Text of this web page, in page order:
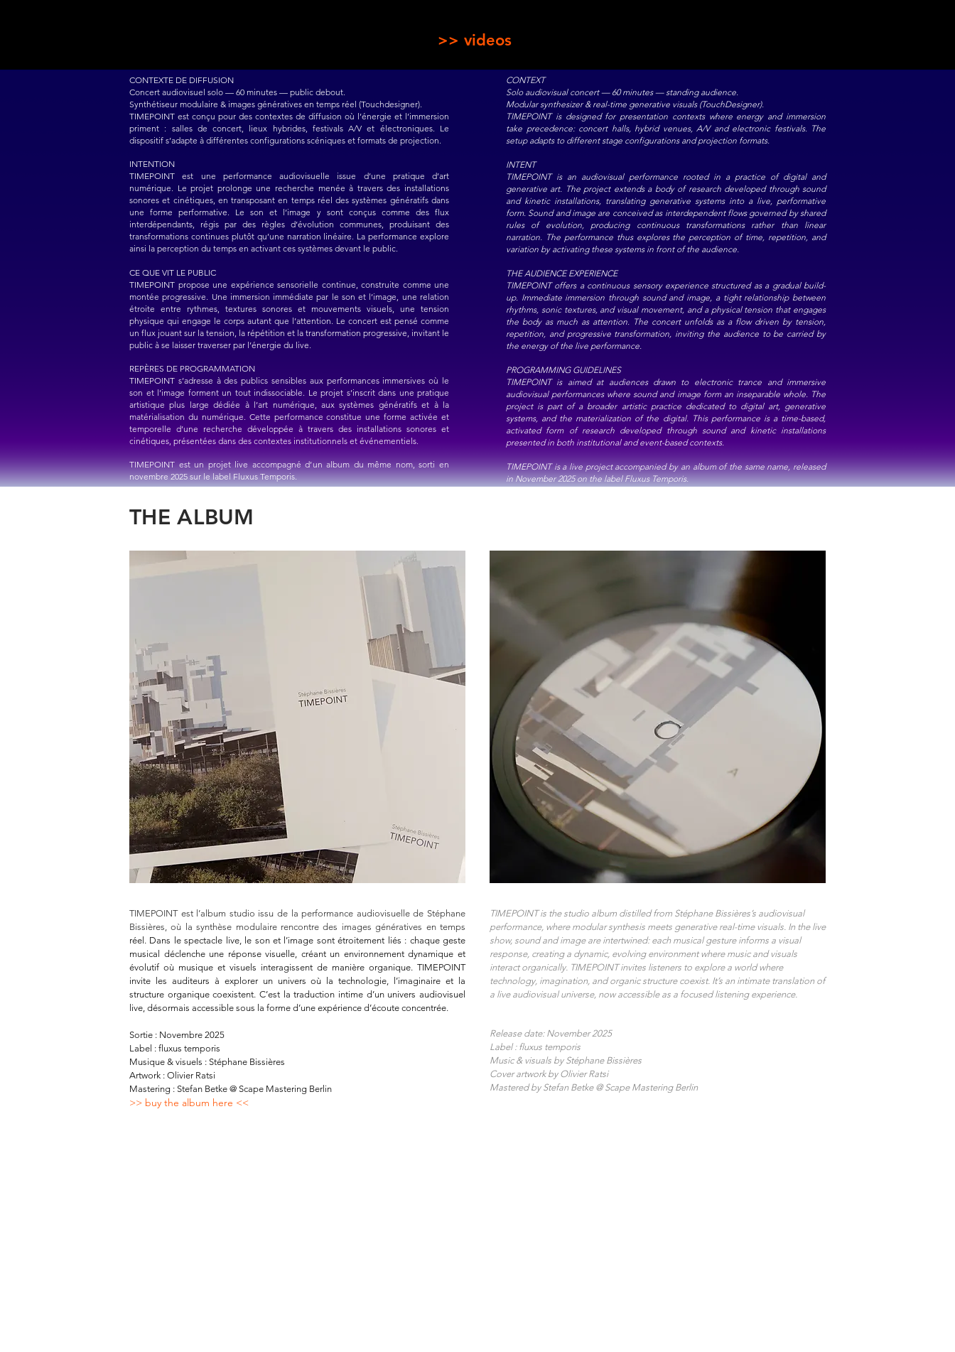
>> videos
CONTEXTE DE DIFFUSION
Concert audiovisuel solo — 60 minutes — public debout.
Synthétiseur modulaire & images génératives en temps réel (Touchdesigner).
TIMEPOINT est conçu pour des contextes de diffusion où l’énergie et l’immersion
priment : salles de concert, lieux hybrides, festivals A/V et électroniques. Le
dispositif s’adapte à différentes configurations scéniques et formats de projection.
INTENTION
TIMEPOINT est une performance audiovisuelle issue d’une pratique d’art
numérique. Le projet prolonge une recherche menée à travers des installations
sonores et cinétiques, en transposant en temps réel des systèmes génératifs dans
une forme performative. Le son et l’image y sont conçus comme des flux
interdépendants, régis par des règles d’évolution communes, produisant des
transformations continues plutôt qu’une narration linéaire. La performance explore
ainsi la perception du temps en activant ces systèmes devant le public.
CE QUE VIT LE PUBLIC
TIMEPOINT propose une expérience sensorielle continue, construite comme une
montée progressive. Une immersion immédiate par le son et l’image, une relation
étroite entre rythmes, textures sonores et mouvements visuels, une tension
physique qui engage le corps autant que l’attention. Le concert est pensé comme
un flux jouant sur la tension, la répétition et la transformation progressive, invitant le
public à se laisser traverser par l’énergie du live.
REPÈRES DE PROGRAMMATION
TIMEPOINT s’adresse à des publics sensibles aux performances immersives où le
son et l’image forment un tout indissociable. Le projet s’inscrit dans une pratique
artistique plus large dédiée à l’art numérique, aux systèmes génératifs et à la
matérialisation du numérique. Cette performance constitue une forme activée et
temporelle d’une recherche développée à travers des installations sonores et
cinétiques, présentées dans des contextes institutionnels et événementiels.
TIMEPOINT est un projet live accompagné d’un album du même nom, sorti en
novembre 2025 sur le label Fluxus Temporis.
CONTEXT
Solo audiovisual concert — 60 minutes — standing audience.
Modular synthesizer & real-time generative visuals (TouchDesigner).
TIMEPOINT is designed for presentation contexts where energy and immersion
take precedence: concert halls, hybrid venues, A/V and electronic festivals. The
setup adapts to different stage configurations and projection formats.
INTENT
TIMEPOINT is an audiovisual performance rooted in a practice of digital and
generative art. The project extends a body of research developed through sound
and kinetic installations, translating generative systems into a live, performative
form. Sound and image are conceived as interdependent flows governed by shared
rules of evolution, producing continuous transformations rather than linear
narration. The performance thus explores the perception of time, repetition, and
variation by activating these systems in front of the audience.
THE AUDIENCE EXPERIENCE
TIMEPOINT offers a continuous sensory experience structured as a gradual build-
up. Immediate immersion through sound and image, a tight relationship between
rhythms, sonic textures, and visual movement, and a physical tension that engages
the body as much as attention. The concert unfolds as a flow driven by tension,
repetition, and progressive transformation, inviting the audience to be carried by
the energy of the live performance.
PROGRAMMING GUIDELINES
TIMEPOINT is aimed at audiences drawn to electronic trance and immersive
audiovisual performances where sound and image form an inseparable whole. The
project is part of a broader artistic practice dedicated to digital art, generative
systems, and the materialization of the digital. This performance is a time-based,
activated form of research developed through sound and kinetic installations
presented in both institutional and event-based contexts.
TIMEPOINT is a live project accompanied by an album of the same name, released
in November 2025 on the label Fluxus Temporis.
THE ALBUM
TIMEPOINT est l’album studio issu de la performance audiovisuelle de Stéphane
Bissières, où la synthèse modulaire rencontre des images génératives en temps
réel. Dans le spectacle live, le son et l’image sont étroitement liés : chaque geste
musical déclenche une réponse visuelle, créant un environnement dynamique et
évolutif où musique et visuels interagissent de manière organique. TIMEPOINT
invite les auditeurs à explorer un univers où la technologie, l’imaginaire et la
structure organique coexistent. C’est la traduction intime d’un univers audiovisuel
live, désormais accessible sous la forme d’une expérience d’écoute concentrée.
Sortie : Novembre 2025
Label : fluxus temporis
Musique & visuels : Stéphane Bissières
Artwork : Olivier Ratsi
Mastering : Stefan Betke @ Scape Mastering Berlin
TIMEPOINT is the studio album distilled from Stéphane Bissières’s audiovisual
performance, where modular synthesis meets generative real-time visuals. In the live
show, sound and image are intertwined: each musical gesture informs a visual
response, creating a dynamic, evolving environment where music and visuals
interact organically. TIMEPOINT invites listeners to explore a world where
technology, imagination, and organic structure coexist. It’s an intimate translation of
a live audiovisual universe, now accessible as a focused listening experience.
Release date: November 2025
Label : fluxus temporis
Music & visuals by Stéphane Bissières
Cover artwork by Olivier Ratsi
Mastered by Stefan Betke @ Scape Mastering Berlin
>> buy the album here <<